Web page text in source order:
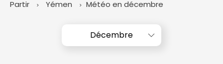
Partir Yémen Météo en décembre
Décembre
Juillet
Août Septembre
Octobre